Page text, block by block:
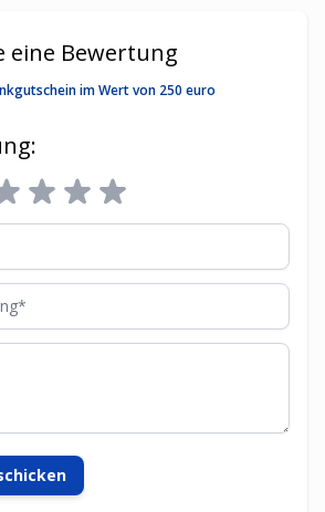
eine Bewertung
im Wert von 250 euro